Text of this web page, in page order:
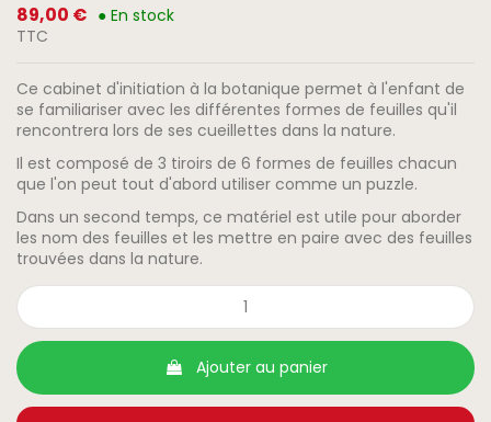
89,00 € ● En stock
TTC
Ce cabinet d'initiation à la botanique permet à l'enfant de
se familiariser avec les différentes formes de feuilles qu'il
rencontrera lors de ses cueillettes dans la nature.
Il est composé de 3 tiroirs de 6 formes de feuilles chacun
que l'on peut tout d'abord utiliser comme un puzzle.
Dans un second temps, ce matériel est utile pour aborder
les nom des feuilles et les mettre en paire avec des feuilles
trouvées dans la nature.
Ajouter au panier